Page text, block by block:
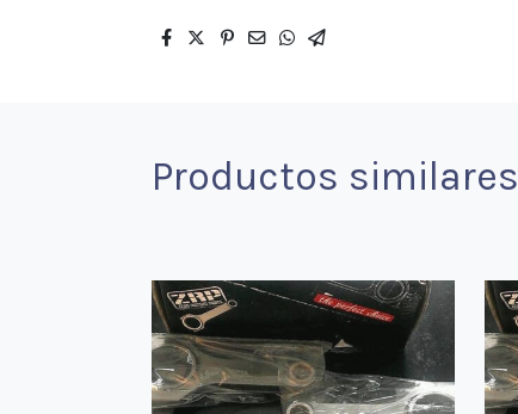
Productos similares